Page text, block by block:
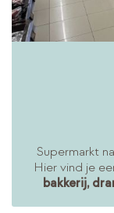
Supermarkt
Hier vind je
bakkerij,